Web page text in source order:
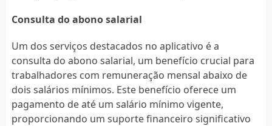
Consulta do abono salarial
Um dos serviços destacados no aplicativo é a
consulta do abono salarial, um benefício crucial para
trabalhadores com remuneração mensal abaixo de
dois salários mínimos. Este benefício oferece um
pagamento de até um salário mínimo vigente,
proporcionando um suporte financeiro significativo